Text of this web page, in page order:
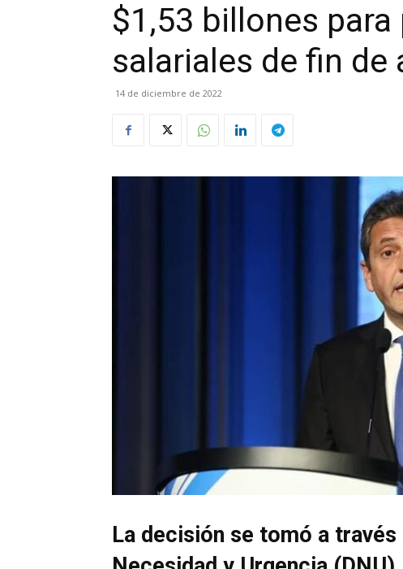
$1,53 billones
salariales de fin de
14 de diciembre de 2022
La decisión se tomó a